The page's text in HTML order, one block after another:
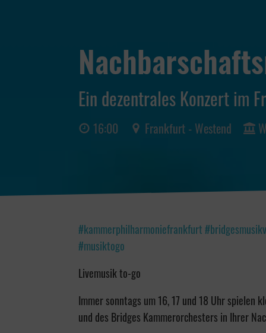
Ein dezentrales Konzert im
16:00 Frankfurt - Westend
#kammerphilharmoniefrankfurt
#musiktogo
Livemusik to-go
Immer sonntags um 16, 17 und 18 Uhr spielen
und des Bridges Kammerorchesters in Ihrer